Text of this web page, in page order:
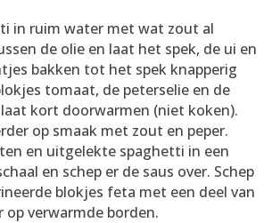
in ruim water met wat zout al
de olie en laat het spek, de ui en
bakken tot het spek knapperig
tomaat, de peterselie en de
kort doorwarmen (niet koken).
op smaak met zout en peper.
en uitgelekte spaghetti in een
en schep er de saus over. Schep
blokjes feta met een deel van
op verwarmde borden.